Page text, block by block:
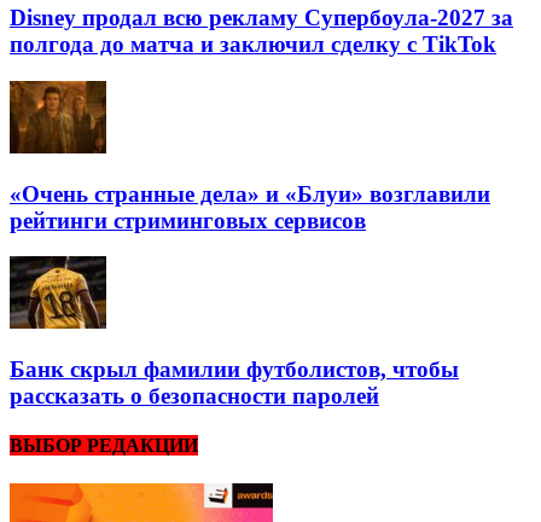
Disney продал всю рекламу Супербоула-2027 за
полгода до матча и заключил сделку с TikTok
«Очень странные дела» и «Блуи» возглавили
рейтинги стриминговых сервисов
Банк скрыл фамилии футболистов, чтобы
рассказать о безопасности паролей
ВЫБОР РЕДАКЦИИ